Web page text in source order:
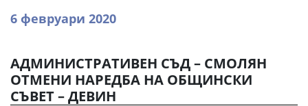
6 февруари 2020
АДМИНИСТРАТИВЕН СЪД – СМОЛЯН
ОТМЕНИ НАРЕДБА НА ОБЩИНСКИ
СЪВЕТ – ДЕВИН